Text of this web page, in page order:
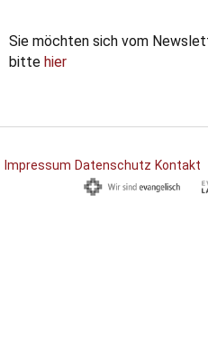
Sie möchten sich vom
bitte hier
Impressum Datenschutz Kontakt